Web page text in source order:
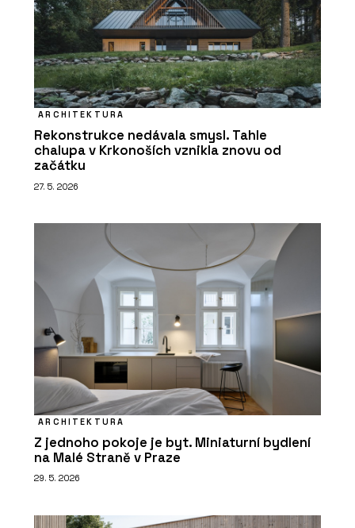
ARCHITEKTURA
Rekonstrukce nedávala smysl. Tahle
chalupa v Krkonoších vznikla znovu od
začátku
27. 5. 2026
ARCHITEKTURA
Z jednoho pokoje je byt. Miniaturní bydlení
na Malé Straně v Praze
29. 5. 2026